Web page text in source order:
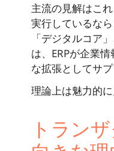
主流の見解はこ
実行しているな
「デジタルコア
は、ERPが企業
な拡張としてサ
理論上は魅力的
トラン